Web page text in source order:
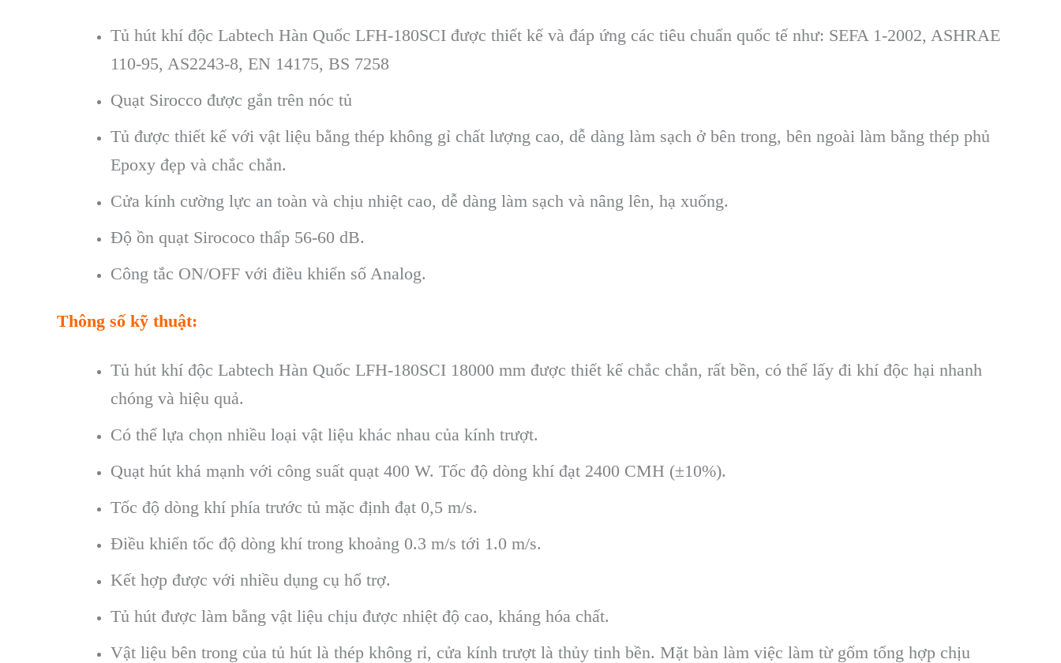
Tủ hút khí độc Labtech Hàn Quốc LFH-180SCI được thiết kế và đáp ứng các tiêu chuẩn quốc tế như: SEFA 1-2002, ASHRAE
110-95, AS2243-8, EN 14175, BS 7258
Quạt Sirocco được gắn trên nóc tủ
Tủ được thiết kế với vật liệu bằng thép không gỉ chất lượng cao, dễ dàng làm sạch ở bên trong, bên ngoài làm bằng thép phủ
Epoxy đẹp và chắc chắn.
Cửa kính cường lực an toàn và chịu nhiệt cao, dễ dàng làm sạch và nâng lên, hạ xuống.
Độ ồn quạt Sirococo thấp 56-60 dB.
Công tắc ON/OFF với điều khiển số Analog.
Thông số kỹ thuật:
Tủ hút khí độc Labtech Hàn Quốc LFH-180SCI 18000 mm được thiết kế chắc chắn, rất bền, có thể lấy đi khí độc hại nhanh
chóng và hiệu quả.
Có thể lựa chọn nhiều loại vật liệu khác nhau của kính trượt.
Quạt hút khá mạnh với công suất quạt 400 W. Tốc độ dòng khí đạt 2400 CMH (±10%).
Tốc độ dòng khí phía trước tủ mặc định đạt 0,5 m/s.
Điều khiển tốc độ dòng khí trong khoảng 0.3 m/s tới 1.0 m/s.
Kết hợp được với nhiều dụng cụ hổ trợ.
Tủ hút được làm bằng vật liệu chịu được nhiệt độ cao, kháng hóa chất.
Vật liệu bên trong của tủ hút là thép không rỉ, cửa kính trượt là thủy tinh bền. Mặt bàn làm việc làm từ gốm tổng hợp chịu